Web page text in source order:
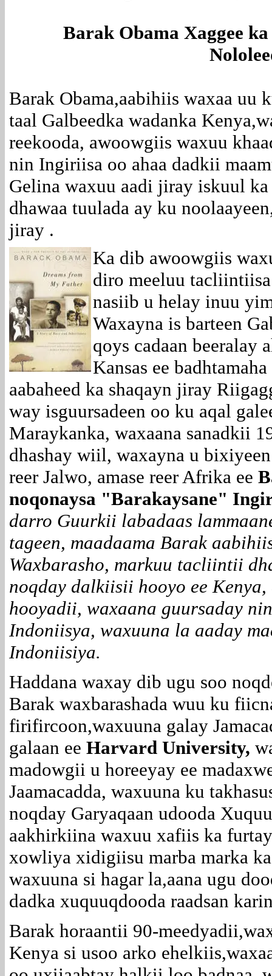
Barak Obama Xaggee
Barak Obama,aabihiis waxaa uu
taal Galbeedka wadanka
reekooda, awoowgiis waxuu
nin Ingiriisa oo ahaa dadkii
Gelina waxuu aadi jiray iskuul ka
dhawaa tuulada ay ku
jiray .
Ka dib awoowgiis
diro meeluu
nasiib u helay inuu
Waxayna is barteen
qoys cadaan beeralay
Kansas ee
aabaheed ka shaqayn jiray
way isguursadeen oo ku aqal
Maraykanka, waxaana sanadkii
dhashay wiil, waxayna u
reer Jalwo, amase reer Afrika ee
noqonaysa "Barakaysane"
darro Guurkii labadaas
tageen, maadaama Barak
Waxbarasho, markuu tacliintii
noqday dalkiisii hooyo ee
hooyadii, waxaana guursaday
Indoniisya, waxuuna la aaday
Indoniisiya.
Haddana waxay dib ugu soo
Barak waxbarashada wuu ku
firifircoon,waxuuna galay
galaan ee Harvard University,
madowgii u horeeyay ee
Jaamacadda, waxuuna ku
noqday Garyaqaan udooda
aakhirkiina waxuu xafiis ka
xowliya xidigiisu marba marka
waxuuna si hagar la,aana ugu
dadka xuquuqdooda raadsan
Barak horaantii 90-
Kenya si usoo arko